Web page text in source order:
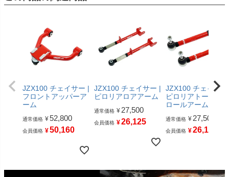
JZX100 チェイサー |
フロントアッパーア
ーム
通常価格 ¥52,800
会員価格 ¥50,160
JZX100 チェイサー |
ピロリアロアアーム
通常価格 ¥ 27,500
会員価格 ¥26,125
JZX100 チェイサ
ピロリアトーコン
ロールアーム
通常価格 ¥ 27,500
会員価格 ¥26,125